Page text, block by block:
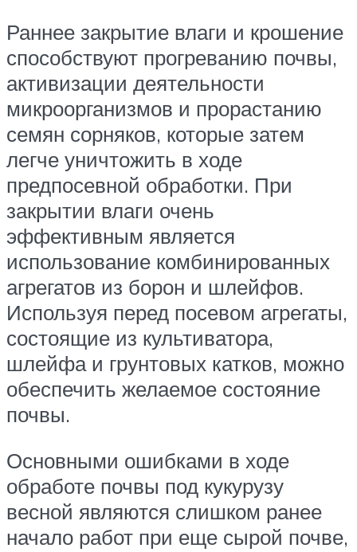
Раннее закрытие влаги и крошение
способствуют прогреванию почвы,
активизации деятельности
микроорганизмов и прорастанию
семян сорняков, которые затем
легче уничтожить в ходе
предпосевной обработки. При
закрытии влаги очень
эффективным является
использование комбинированных
агрегатов из борон и шлейфов.
Используя перед посевом агрегаты,
состоящие из культиватора,
шлейфа и грунтовых катков, можно
обеспечить желаемое состояние
почвы.
Основными ошибками в ходе
обработе почвы под кукурузу
весной являются слишком ранее
начало работ при еще сырой почве,